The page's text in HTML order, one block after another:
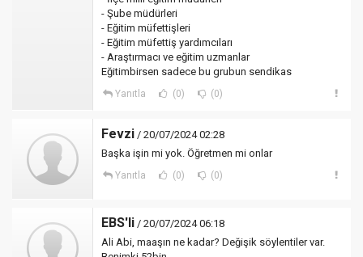
- Şube müdürleri
- Eğitim müfettişleri
- Eğitim müfettiş yardımcıları
- Araştırmacı ve eğitim uzmanlar
Eğitimbirsen sadece bu grubun sendikas
Yanıtla (0) (0)
Fevzi / 20/07/2024 02:28
Başka işin mi yok. Öğretmen mi onlar
Yanıtla (0) (0)
EBS'li / 20/07/2024 06:18
Ali Abi, maaşın ne kadar? Değişik söylentiler var.